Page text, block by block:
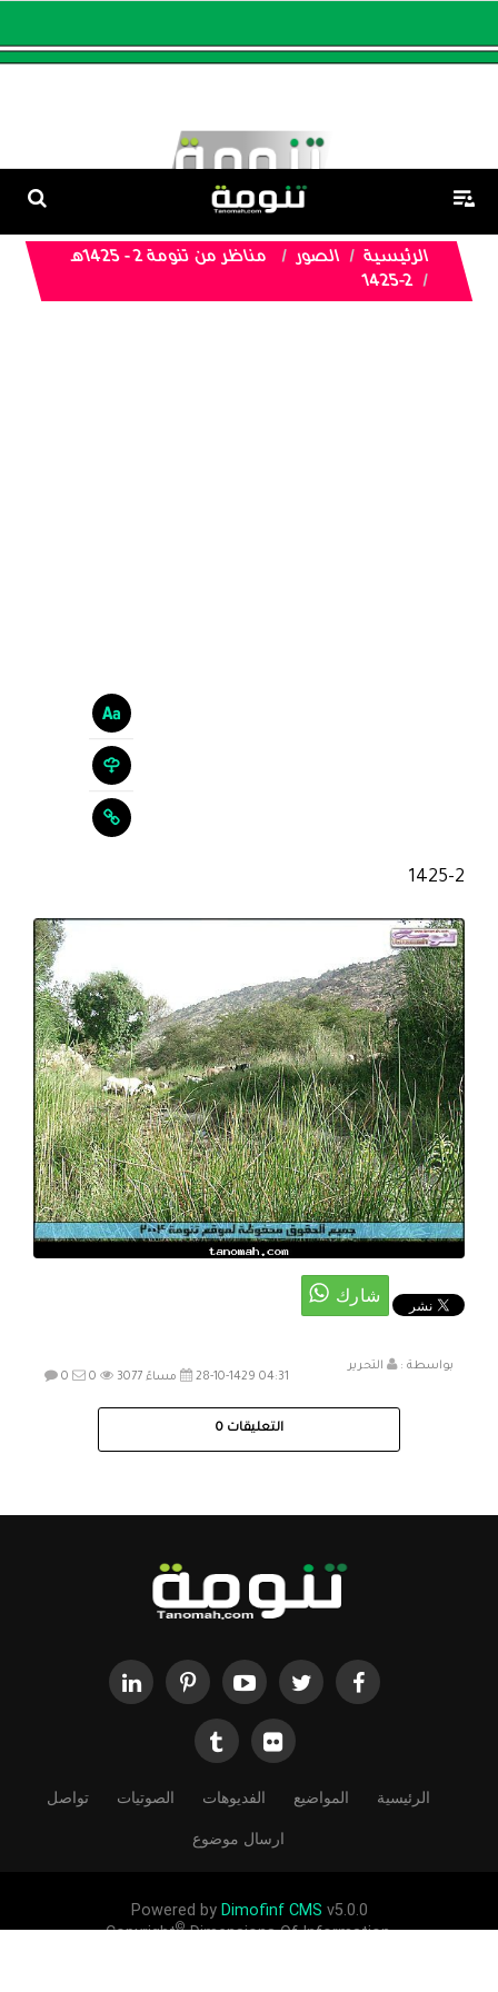
الرئيسية الصور
مناظر من تنومة 2 - 1425هـ
1425-2
1425-2
بواسطة :
التحرير
28-10-1429 04:31 مساءً
0 0 3077
التعليقات 0
الرئيسية المواضيع الفديوهات الصوتيات تواصل
ارسال موضوع
Powered by Dimofinf CMS v5.0.0
Copyright©Dimensions Of Information.